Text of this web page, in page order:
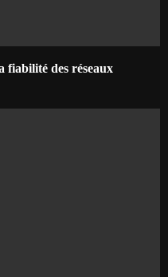
fiabilité des réseaux